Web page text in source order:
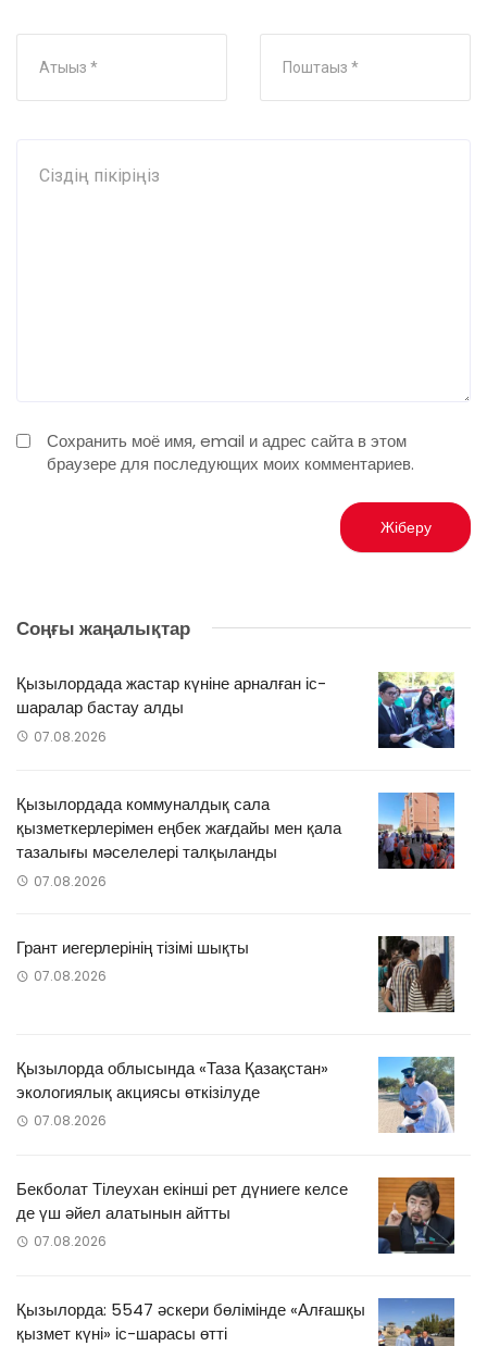
Сохранить моё имя, email и адрес сайта в этом
браузере для последующих моих комментариев.
Соңғы жаңалықтар
Қызылордада жастар күніне арналған іс-
шаралар бастау алды
07.08.2026
Қызылордада коммуналдық сала
қызметкерлерімен еңбек жағдайы мен қала
тазалығы мәселелері талқыланды
07.08.2026
Грант иегерлерінің тізімі шықты
07.08.2026
Қызылорда облысында «Таза Қазақстан»
экологиялық акциясы өткізілуде
07.08.2026
Бекболат Тілеухан екінші рет дүниеге келсе
де үш әйел алатынын айтты
07.08.2026
Қызылорда: 5547 әскери бөлімінде «Алғашқы
қызмет күні» іс-шарасы өтті